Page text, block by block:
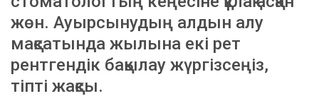
жөн. Ауырсынудың алдын алу
мақсатында жылына екі рет
рентгендік бақылау жүргізсеңіз,
тіпті жақсы.